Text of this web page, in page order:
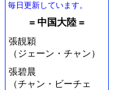
毎日更新しています。
= 中国大陸 =
張靚穎
（ジェーン・チャン）
張碧晨
（チャン・ビーチェ